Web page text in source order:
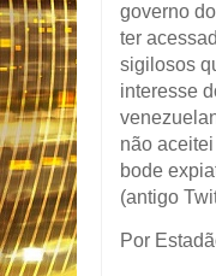
governo
ter
sigilosos
interesse
não
bode
(antigo
Por